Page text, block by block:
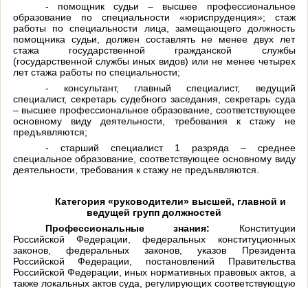
- помощник судьи – высшее профессиональное
образование по специальности «юриспруденция»; стаж
работы по специальности лица, замещающего должность
помощника судьи, должен составлять не менее двух лет
стажа государственной гражданской службы
(государственной службы иных видов) или не менее четырех
лет стажа работы по специальности;
- консультант, главный специалист, ведущий
специалист, секретарь судебного заседания, секретарь суда
– высшее профессиональное образование, соответствующее
основному виду деятельности, требования к стажу не
предъявляются;
- старший специалист 1 разряда – среднее
специальное образование, соответствующее основному виду
деятельности, требования к стажу не предъявляются.
Категория «руководители» высшей, главной и
ведущей групп должностей
Профессиональные знания: Конституции
Российской Федерации, федеральных конституционных
законов, федеральных законов, указов Президента
Российской Федерации, постановлений Правительства
Российской Федерации, иных нормативных правовых актов, а
также локальных актов суда, регулирующих соответствующую